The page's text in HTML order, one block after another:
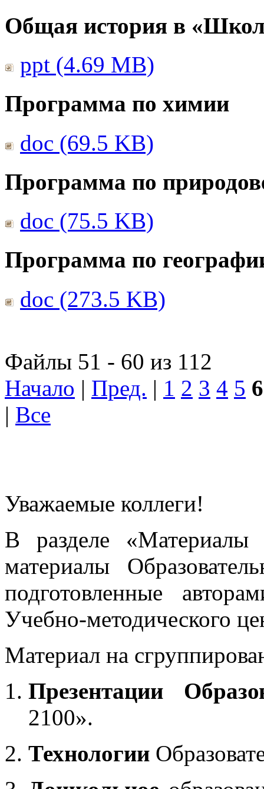
Общая история в
ppt (4.69 MB)
Программа по химии
doc (69.5 KB)
Программа по
doc (75.5 KB)
Программа по
doc (273.5 KB)
Файлы 51 - 60 из 112
Начало | Пред. | 1 2 3 4 5 6
| Все
Уважаемые коллеги!
В разделе «Материалы
материалы
подготовленные
Учебно-методического
Материал на
Презентации
2100».
Технологии